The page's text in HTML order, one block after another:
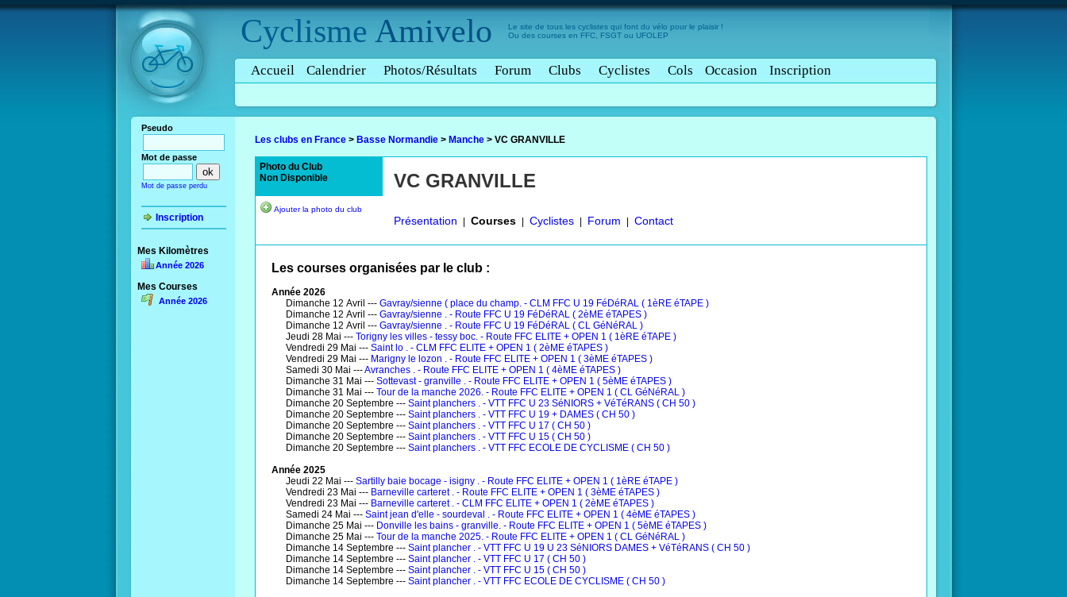
Cyclisme Amivelo
Le site de tous les cyclistes qui font du vélo pour le plaisir !
Ou des courses en FFC, FSGT ou UFOLEP
Accueil Calendrier Photos/Résultats Forum Clubs Cyclistes Cols Occasion Inscription
Pseudo
Mot de passe
Mot de passe perdu
Inscription
Mes Kilomètres
Année 2026
Mes Courses
Année 2026
Les clubs en France > Basse Normandie > Manche > VC GRANVILLE
Photo du Club
Non Disponible
Ajouter la photo du club
VC GRANVILLE
Présentation Courses Cyclistes Forum Contact
Les courses organisées par le club :
Année 2026
Dimanche 12 Avril --- Gavray/sienne ( place du champ. - CLM FFC U 19 FéDéRAL ( 1èRE éTAPE )
Dimanche 12 Avril --- Gavray/sienne . - Route FFC U 19 FéDéRAL ( 2èME éTAPES )
Dimanche 12 Avril --- Gavray/sienne . - Route FFC U 19 FéDéRAL ( CL GéNéRAL )
Jeudi 28 Mai --- Torigny les villes - tessy boc. - Route FFC ELITE + OPEN 1 ( 1èRE éTAPE )
Vendredi 29 Mai --- Saint lo . - CLM FFC ELITE + OPEN 1 ( 2èME éTAPES )
Vendredi 29 Mai --- Marigny le lozon . - Route FFC ELITE + OPEN 1 ( 3èME éTAPES )
Samedi 30 Mai ---Avranches . - Route FFC ELITE + OPEN 1 ( 4èME éTAPES )
Dimanche 31 Mai --- Sottevast - granville . - Route FFC ELITE + OPEN 1 ( 5èME éTAPES )
Dimanche 31 Mai --- Tour de la manche 2026. - Route FFC ELITE + OPEN 1 ( CL GéNéRAL )
Dimanche 20 Septembre --- Saint planchers . - VTT FFC U 23 SéNIORS + VéTéRANS ( CH 50 )
Dimanche 20 Septembre --- Saint planchers . - VTT FFC U 19 + DAMES ( CH 50 )
Dimanche 20 Septembre --- Saint planchers . - VTT FFC U 17 ( CH 50 )
Dimanche 20 Septembre --- Saint planchers . - VTT FFC U 15 ( CH 50 )
Dimanche 20 Septembre --- Saint planchers . - VTT FFC ECOLE DE CYCLISME ( CH 50 )
Année 2025
Jeudi 22 Mai --- Sartilly baie bocage - isigny . - Route FFC ELITE + OPEN 1 ( 1èRE éTAPE )
Vendredi 23 Mai --- Barneville carteret . - Route FFC ELITE + OPEN 1 ( 3èME éTAPES )
Vendredi 23 Mai --- Barneville carteret . - CLM FFC ELITE + OPEN 1 ( 2èME éTAPES )
Samedi 24 Mai --- Saint jean d'elle - sourdeval . - Route FFC ELITE + OPEN 1 ( 4èME éTAPES )
Dimanche 25 Mai --- Donville les bains - granville. - Route FFC ELITE + OPEN 1 ( 5èME éTAPES )
Dimanche 25 Mai --- Tour de la manche 2025. - Route FFC ELITE + OPEN 1 ( CL GéNéRAL )
Dimanche 14 Septembre --- Saint plancher . - VTT FFC U 19 U 23 SéNIORS DAMES + VéTéRANS ( CH 50 )
Dimanche 14 Septembre --- Saint plancher . - VTT FFC U 17 ( CH 50 )
Dimanche 14 Septembre --- Saint plancher . - VTT FFC U 15 ( CH 50 )
Dimanche 14 Septembre --- Saint plancher . - VTT FFC ECOLE DE CYCLISME ( CH 50 )